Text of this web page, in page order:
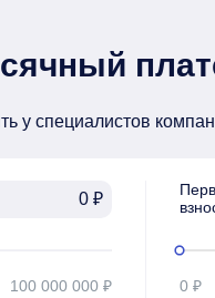
у специалистов
₽
100 000 000 ₽ 0 ₽